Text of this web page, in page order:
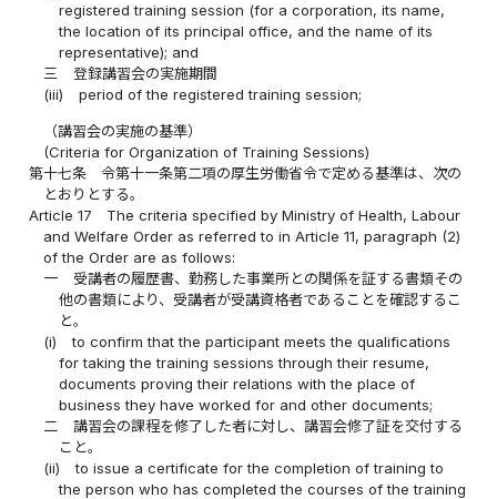
registered training session (for a corporation, its name,
the location of its principal office, and the name of its
representative); and
三
登録講習会の実施期間
(iii)
period of the registered training session;
（講習会の実施の基準）
(Criteria for Organization of Training Sessions)
第十七条
令第十一条第二項の厚生労働省令で定める基準は、次の
とおりとする。
Article 17
The criteria specified by Ministry of Health, Labour
and Welfare Order as referred to in Article 11, paragraph (2)
of the Order are as follows:
一
受講者の履歴書、勤務した事業所との関係を証する書類その
他の書類により、受講者が受講資格者であることを確認するこ
と。
(i)
to confirm that the participant meets the qualifications
for taking the training sessions through their resume,
documents proving their relations with the place of
business they have worked for and other documents;
二
講習会の課程を修了した者に対し、講習会修了証を交付する
こと。
(ii)
to issue a certificate for the completion of training to
the person who has completed the courses of the training